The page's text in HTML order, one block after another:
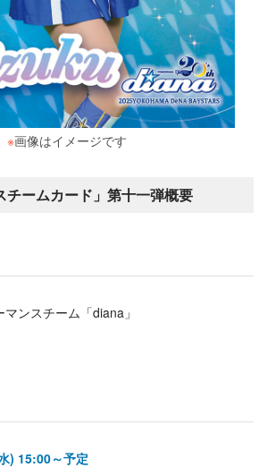
※画像はイメージです
チームカード」第十一弾概要
ンスチーム「diana」
) 15:00～予定